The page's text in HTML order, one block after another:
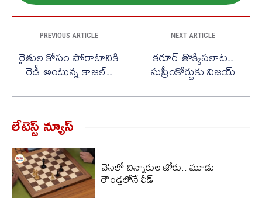
PREVIOUS ARTICLE
రైతుల కోసం పోరాటానికి
రెడీ అంటున్న కాజల్..
NEXT ARTICLE
కరూర్ తొక్కిసలాట..
సుప్రీంకోర్టుకు విజయ్
లేటెస్ట్ న్యూస్‌
చెస్‌లో చిన్నారుల జోరు.. మూడు
రౌండ్లలోనే లీడ్